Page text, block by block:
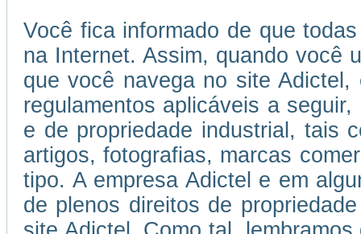
Você fica informado de que
na Internet. Assim, quando você
que você navega no site
regulamentos aplicáveis a
e de propriedade industrial, tais
artigos, fotografias, marcas
tipo. A empresa Adictel e em
de plenos direitos de